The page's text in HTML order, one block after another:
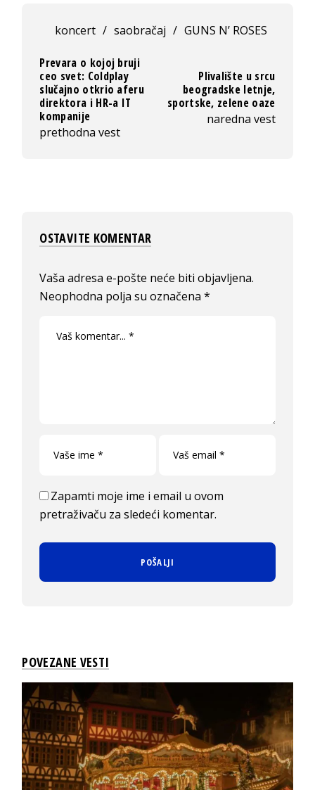
koncert / saobračaj / GUNS N’ ROSES
Prevara o kojoj bruji
ceo svet: Coldplay
slučajno otkrio aferu
direktora i HR-a IT
kompanije
prethodna vest
Plivalište u srcu
beogradske letnje,
sportske, zelene oaze
naredna vest
OSTAVITE KOMENTAR
Vaša adresa e-pošte neće biti objavljena.
Neophodna polja su označena*
Zapamti moje ime i email u ovom
pretraživaču za sledeći komentar.
POVEZANE VESTI